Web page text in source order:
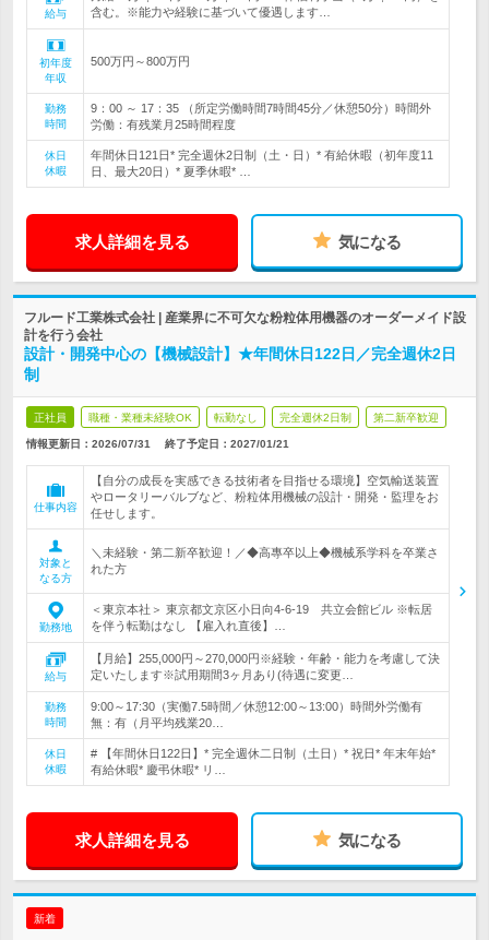
給与
含む。※能力や経験に基づいて優遇します…
初年度
年収
500万円～800万円
勤務
時間
9：00 ～ 17：35 （所定労働時間7時間45分／休憩50分）時間外
労働：有残業月25時間程度
休日
休暇
年間休日121日* 完全週休2日制（土・日）* 有給休暇（初年度11
日、最大20日）* 夏季休暇* …
求人詳細を見る 気になる
フルード工業株式会社 | 産業界に不可欠な粉粒体用機器のオーダーメイド設
計を行う会社
設計・開発中心の【機械設計】★年間休日122日／完全週休2日
制
正社員 職種・業種未経験OK 転勤なし 完全週休2日制 第二新卒歓迎
情報更新日：2026/07/31 終了予定日： 2027/01/21
仕事内容
【自分の成長を実感できる技術者を目指せる環境】空気輸送装置
やロータリーバルブなど、粉粒体用機械の設計・開発・監理をお
任せします。
対象と
なる方
＼未経験・第二新卒歓迎！／◆高專卒以上◆機械系学科を卒業さ
れた方
勤務地
＜東京本社＞ 東京都文京区小日向4-6-19 共立会館ビル ※転居
を伴う転勤はなし 【雇入れ直後】…
給与
【月給】255,000円～270,000円※経験・年齢・能力を考慮して決
定いたします※試用期間3ヶ月あり(待遇に変更…
勤務
時間
9:00～17:30（実働7.5時間／休憩12:00～13:00）時間外労働有
無：有（月平均残業20…
休日
休暇
# 【年間休日122日】* 完全週休二日制（土日）* 祝日* 年末年始*
有給休暇* 慶弔休暇* リ…
求人詳細を見る 気になる
新着